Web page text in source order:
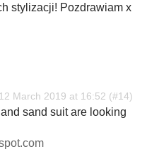
stylizacji! Pozdrawiam x
12 March 2019 at 16:52
sand suit are looking